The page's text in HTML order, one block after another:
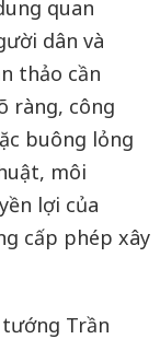
quan
dân và
thảo cần
ràng, công
buông lỏng
môi
lợi của
cấp phép xây
Trần